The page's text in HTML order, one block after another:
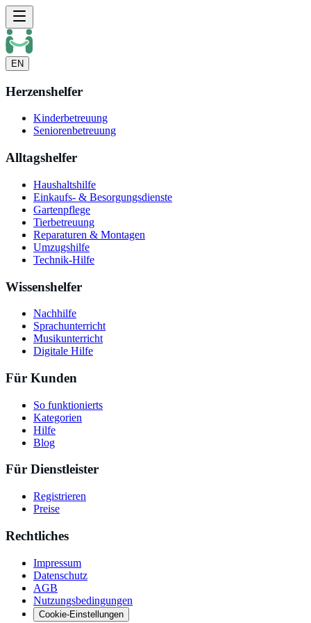
EN
Herzenshelfer
Kinderbetreuung
Seniorenbetreuung
Alltagshelfer
Haushaltshilfe
Einkaufs- & Besorgungsdienste
Gartenpflege
Tierbetreuung
Reparaturen & Montagen
Umzugshilfe
Technik-Hilfe
Wissenshelfer
Nachhilfe
Sprachunterricht
Musikunterricht
Digitale Hilfe
Für Kunden
So funktionierts
Kategorien
Hilfe
Blog
Für Dienstleister
Registrieren
Preise
Rechtliches
Impressum
Datenschutz
AGB
Nutzungsbedingungen
Cookie-Einstellungen